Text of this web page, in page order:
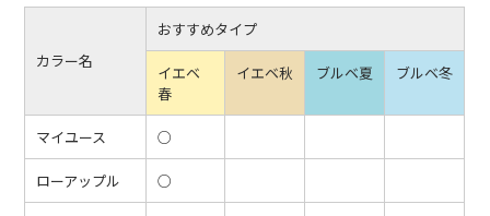
カラー名
おすすめタイプ
イエベ
春
イエベ秋 ブルベ夏 ブルベ冬
マイユース ○
ローアップル ○